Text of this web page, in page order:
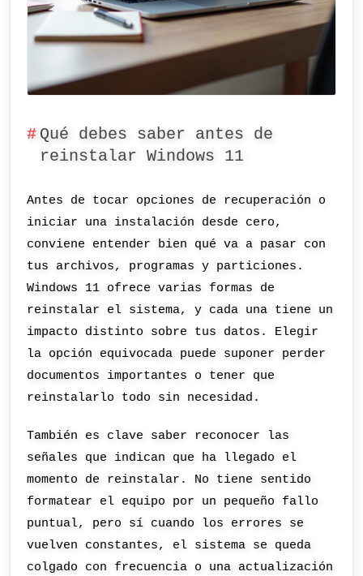
Qué debes saber antes de
reinstalar Windows 11
Antes de tocar opciones de recuperación o
iniciar una instalación desde cero,
conviene entender bien qué va a pasar con
tus archivos, programas y particiones.
Windows 11 ofrece varias formas de
reinstalar el sistema, y cada una tiene un
impacto distinto sobre tus datos. Elegir
la opción equivocada puede suponer perder
documentos importantes o tener que
reinstalarlo todo sin necesidad.
También es clave saber reconocer las
señales que indican que ha llegado el
momento de reinstalar. No tiene sentido
formatear el equipo por un pequeño fallo
puntual, pero sí cuando los errores se
vuelven constantes, el sistema se queda
colgado con frecuencia o una actualización